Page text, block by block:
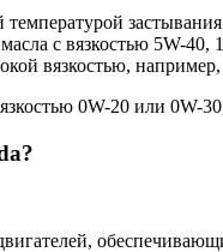
температурой
с вязкостью 5W-40,
вязкостью,
0W-20 или 0W-